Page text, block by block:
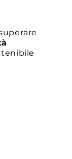
il legame tra
fare la